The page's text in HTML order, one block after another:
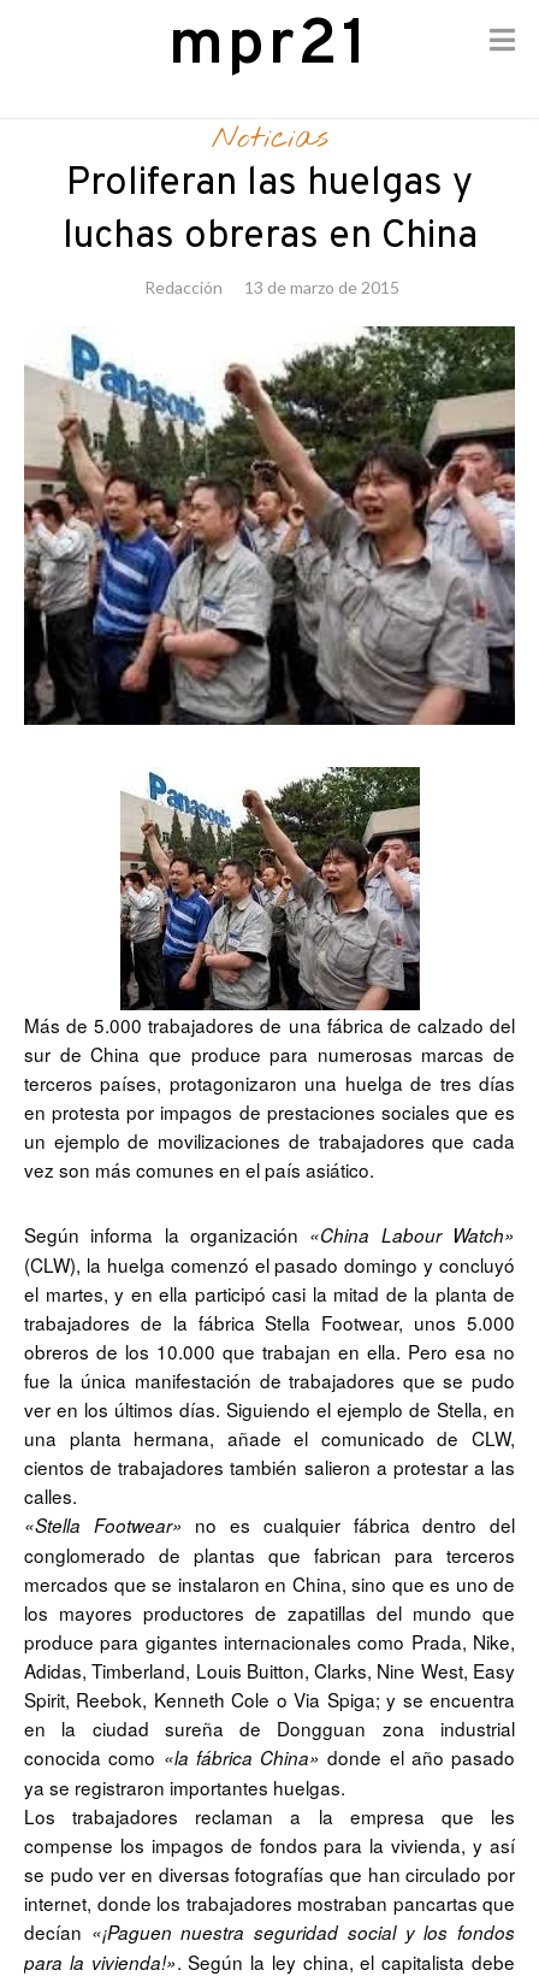
mpr21
Noticias
Proliferan las huelgas y
luchas obreras en China
Redacción 13 de marzo de 2015
Más de 5.000 trabajadores de una fábrica de calzado del
sur de China que produce para numerosas marcas de
terceros países, protagonizaron una huelga de tres días
en protesta por impagos de prestaciones sociales que es
un ejemplo de movilizaciones de trabajadores que cada
vez son más comunes en el país asiático.
Según informa la organización «China Labour Watch»
(CLW), la huelga comenzó el pasado domingo y concluyó
el martes, y en ella participó casi la mitad de la planta de
trabajadores de la fábrica Stella Footwear, unos 5.000
obreros de los 10.000 que trabajan en ella. Pero esa no
fue la única manifestación de trabajadores que se pudo
ver en los últimos días. Siguiendo el ejemplo de Stella, en
una planta hermana, añade el comunicado de CLW,
cientos de trabajadores también salieron a protestar a las
calles.
«Stella Footwear»
no es cualquier fábrica dentro del
conglomerado de plantas que fabrican para terceros
mercados que se instalaron en China, sino que es uno de
los mayores productores de zapatillas del mundo que
produce para gigantes internacionales como Prada, Nike,
Adidas, Timberland, Louis Buitton, Clarks, Nine West, Easy
Spirit, Reebok, Kenneth Cole o Via Spiga; y se encuentra
en la ciudad sureña de Dongguan zona industrial
conocida como «la fábrica China» donde el año pasado
ya se registraron importantes huelgas.
Los trabajadores reclaman a la empresa que les
compense los impagos de fondos para la vivienda, y así
se pudo ver en diversas fotografías que han circulado por
internet, donde los trabajadores mostraban pancartas que
decían «¡Paguen nuestra seguridad social y los fondos
para la vivienda!». Según la ley china, el capitalista debe